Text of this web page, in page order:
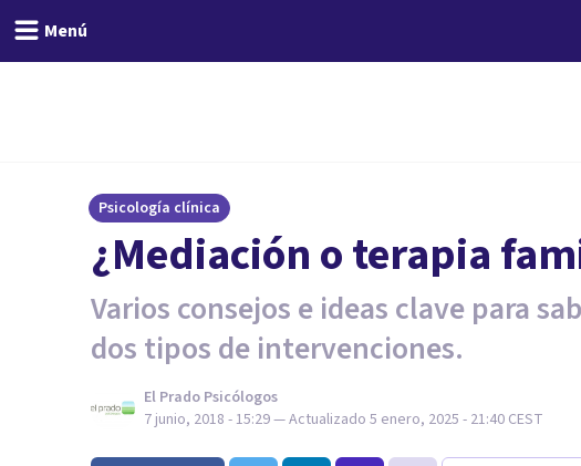
Menú
Psicología clínica
¿Mediación o terapia
Varios consejos e ideas clave para
dos tipos de intervenciones.
El Prado Psicólogos
7 junio, 2018 - 15:29— Actualizado 5 enero, 2025 - 21:40 CEST